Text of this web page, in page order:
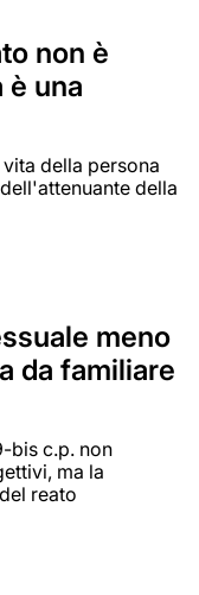
non è
è una
della persona
della
meno
da familiare
bis c.p. non
ma la
reato